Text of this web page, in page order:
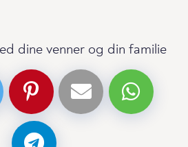
dine venner og din familie